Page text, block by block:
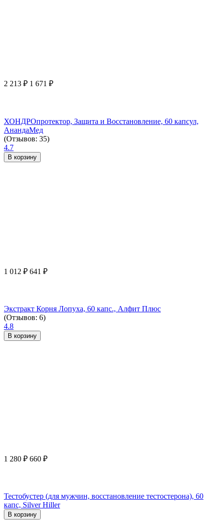
2 213 ₽ 1 671 ₽
ХОНДРОпротектор, Защита и Восстановление, 60 капсул,
АнандаМед
(Отзывов: 35)
4.7
В корзину
1 012 ₽ 641 ₽
Экстракт Корня Лопуха, 60 капс., Алфит Плюс
(Отзывов: 6)
4.8
В корзину
1 280 ₽ 660 ₽
Тестобустер (для мужчин, восстановление тестостерона), 60
капс, Silver Hiller
В корзину